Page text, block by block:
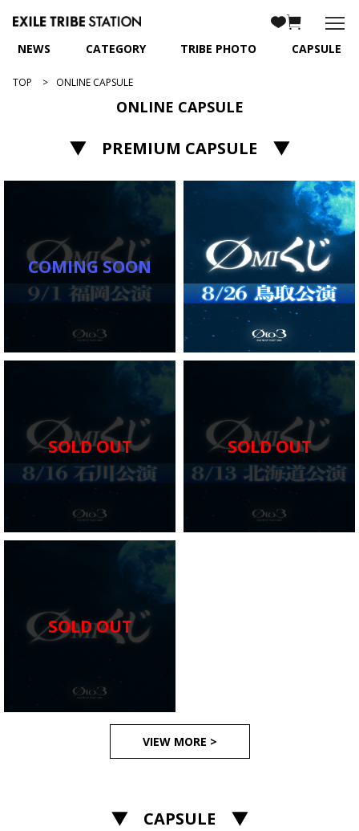
NEWS CATEGORY TRIBE PHOTO CAPSULE
TOP ONLINE CAPSULE
ONLINE CAPSULE
▼ PREMIUM CAPSULE ▼
COMING SOON
SOLD OUT SOLD OUT
SOLD OUT
VIEW MORE >
▼ CAPSULE ▼